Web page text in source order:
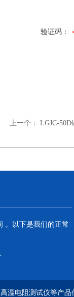
验证码：
上一个： LGJC-
。以下是我们的正常
温电阻测试仪等产